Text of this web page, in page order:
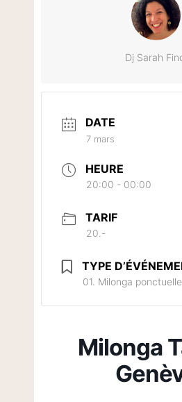
Dj Sarah
DATE
7 mars
HEURE
20:00 - 00:00
TARIF
20.-
TYPE
01. Milonga ponctuelle
Milonga